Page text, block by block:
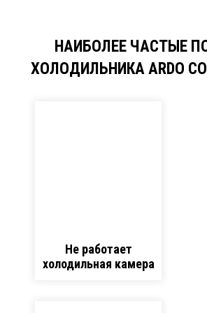
НАИБОЛЕЕ ЧАСТЫЕ
ХОЛОДИЛЬНИКА ARDO
Не работает
холодильная камера